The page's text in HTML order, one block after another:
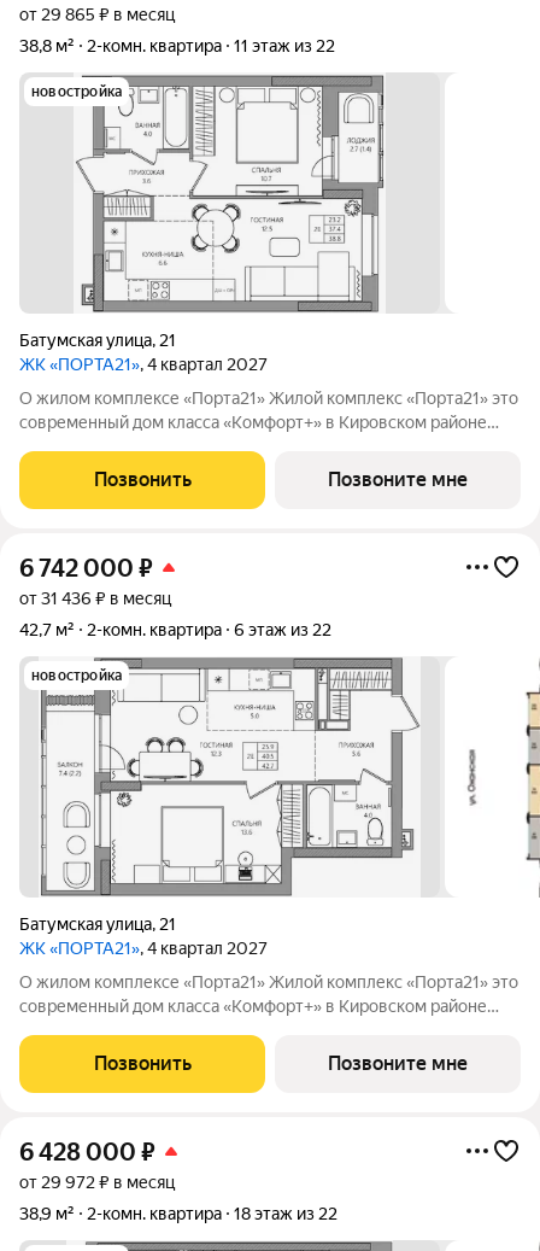
от 29 865 ₽ в месяц
38,8 м²
2-комн. квартира 11 этаж из 22
новостройка
Батумская улица, 21
ЖК «ПОРТА21», 4 квартал 2027
О жилом комплексе «Порта21» Жилой комплекс «Порта21» это
современный дом класса «Комфорт+» в Кировском районе
баланс между городской жизнью и ощущением спокойствия.
Виды на Каму и близость
Позвонить Позвоните мне
6 742 000 ₽
от 31 436 ₽ в месяц
42,7 м²
2-комн. квартира 6 этаж из 22
новостройка
Батумская улица, 21
ЖК «ПОРТА21», 4 квартал 2027
О жилом комплексе «Порта21» Жилой комплекс «Порта21» это
современный дом класса «Комфорт+» в Кировском районе
баланс между городской жизнью и ощущением спокойствия.
Виды на Каму и близость
Позвонить Позвоните мне
6 428 000 ₽
от 29 972 ₽ в месяц
38,9 м²
2-комн. квартира 18 этаж из 22